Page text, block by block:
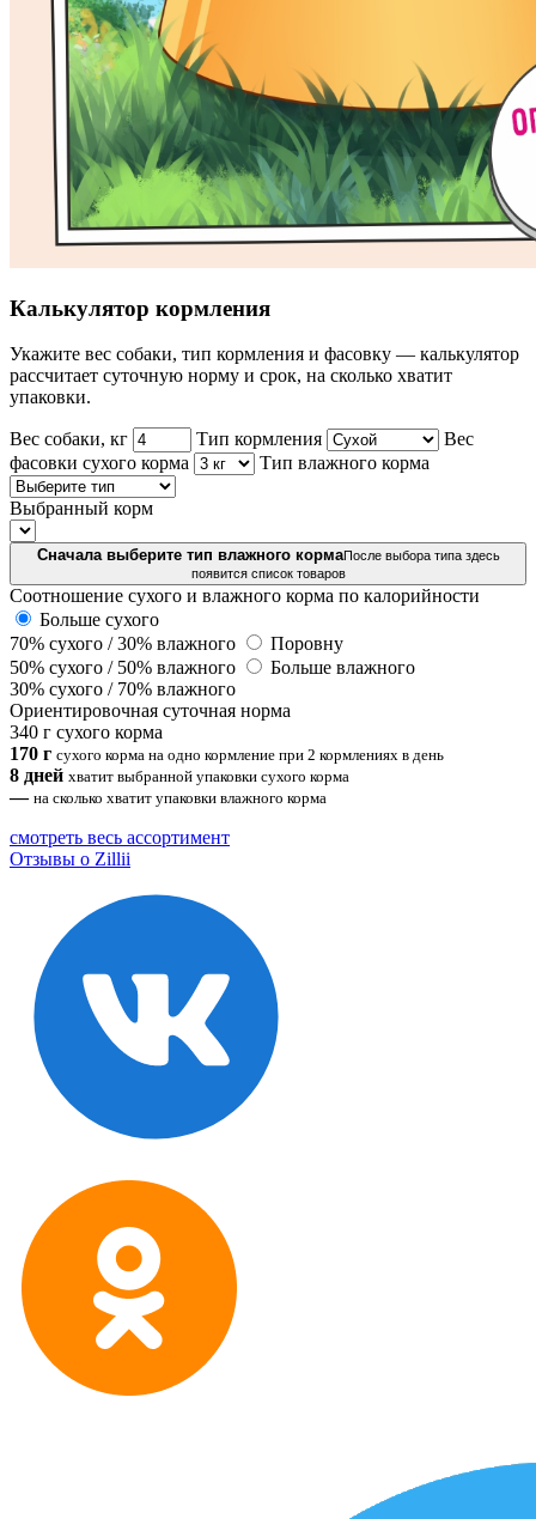
Калькулятор кормления
Укажите вес собаки, тип кормления и фасовку — калькулятор
рассчитает суточную норму и срок, на сколько хватит
упаковки.
Вес собаки, кг Тип кормления
Вес
фасовки сухого корма
Тип влажного корма
Выбранный корм
Сначала выберите тип влажного кормаПосле выбора типа здесь
появится список товаров
Соотношение сухого и влажного корма по калорийности
Больше сухого
70% сухого / 30% влажного
Поровну
50% сухого / 50% влажного
Больше влажного
30% сухого / 70% влажного
Ориентировочная суточная норма
340 г сухого корма
170 г сухого корма на одно кормление при 2 кормлениях в день
8 дней хватит выбранной упаковки сухого корма
— на сколько хватит упаковки влажного корма
смотреть весь ассортимент
Отзывы о Zillii